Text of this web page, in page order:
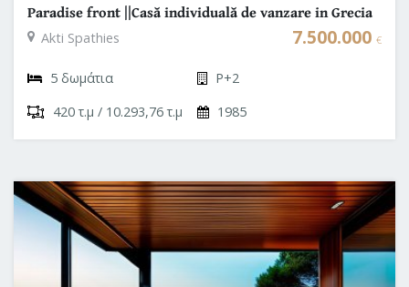
Paradise front ||Casă individuală de vanzare in Grecia
|| Halkidiki - Sithonia
Akti Spathies 7.500.000 €
5 δωμάτια
P+2
420 τ.μ / 10.293,76 τ.μ
1985